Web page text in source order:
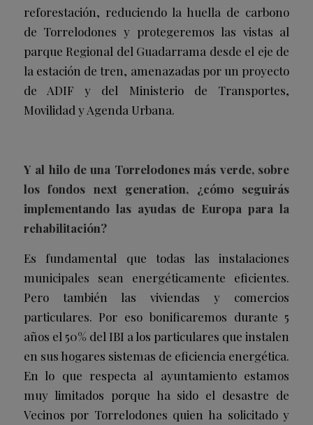
reforestación, reduciendo la huella de carbono
de Torrelodones y protegeremos las vistas al
parque Regional del Guadarrama desde el eje de
la estación de tren, amenazadas por un proyecto
de ADIF y del Ministerio de Transportes,
Movilidad y Agenda Urbana.
Y al hilo de una Torrelodones más verde, sobre
los fondos next generation, ¿cómo seguirás
implementando las ayudas de Europa para la
rehabilitación?
Es fundamental que todas las instalaciones
municipales sean energéticamente eficientes.
Pero también las viviendas y comercios
particulares. Por eso bonificaremos durante 5
años el 50% del IBI a los particulares que instalen
en sus hogares sistemas de eficiencia energética.
En lo que respecta al ayuntamiento estamos
muy limitados porque ha sido el desastre de
Vecinos por Torrelodones quien ha solicitado y